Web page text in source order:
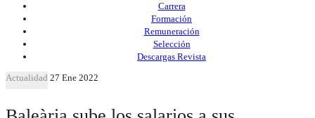
Carrera
Formación
Remuneración
Selección
Descargas Revista
Actualidad 27 Ene 2022